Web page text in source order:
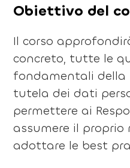
Obiettivo del
Il corso
concreto, tutte le
fondamentali della
tutela dei dati
permettere ai
assumere il proprio
adottare le best